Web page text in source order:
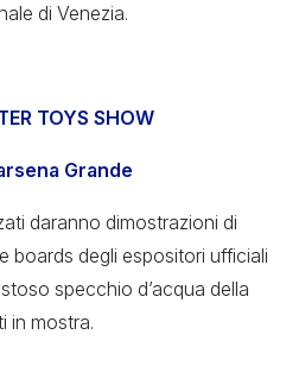
di Venezia.
TOYS SHOW
Grande
daranno dimostrazioni di
boards degli espositori ufficiali
specchio d’acqua della
in mostra.